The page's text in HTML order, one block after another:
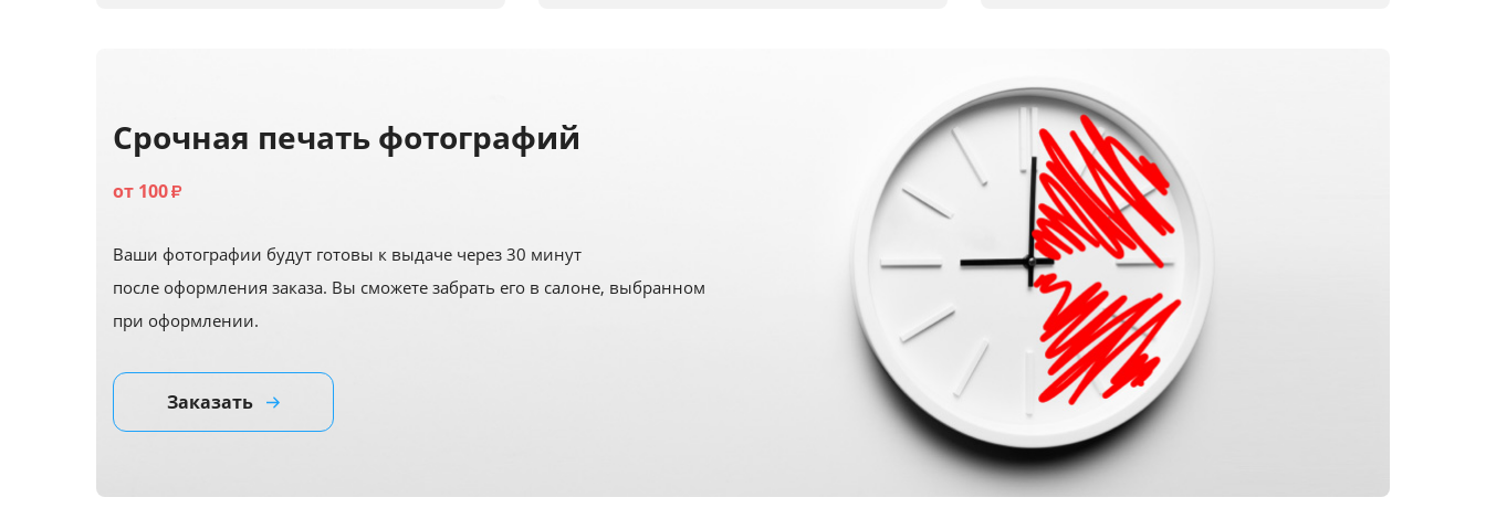
Срочная печать фотографий
от 100₽
Ваши фотографии будут готовы к выдаче через 30 минут
после оформления заказа. Вы сможете забрать его в салоне, выбранном
при оформлении.
Заказать